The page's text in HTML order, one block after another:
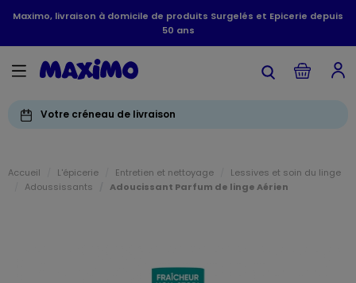
Maximo, livraison à domicile de produits Surgelés et Epicerie depuis
50 ans
Votre créneau de livraison
Accueil L'épicerie Entretien et nettoyage
Lessives et soin du linge
Adoussissants
Adoucissant Parfum de linge Aérien